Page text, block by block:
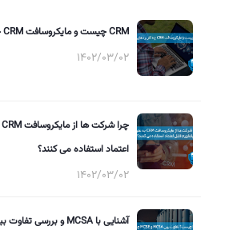
CRM چیست و مایکروسافت CRM چه کاربردهایی دارد؟
1402/03/02
اعتماد استفاده می کنند؟
1402/03/02
آشنایی با MCSA و بررسی تفاوت بین MCSA و MCSE